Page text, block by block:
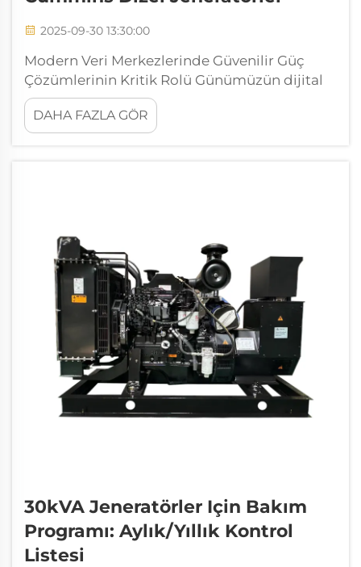
2025-09-30 13:30:00
Modern Veri Merkezlerinde Güvenilir Güç
Çözümlerinin Kritik Rolü Günümüzün dijital
odaklı dünyasında veri merkezleri, küresel
bağlantılılık ve iş operasyonlarının
omurgasını oluşturur. Kesintisiz güç
DAHA FAZLA GÖR
30kVA Jeneratörler Için Bakım
Programı: Aylık/Yıllık Kontrol
Listesi